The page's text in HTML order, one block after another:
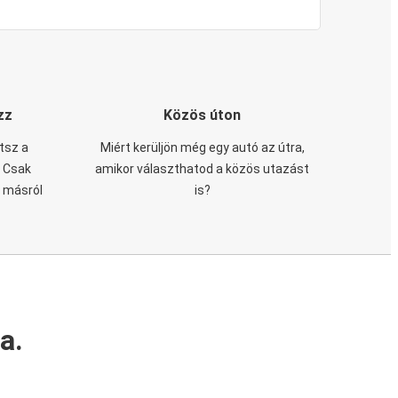
a
Közös úton
Miért kerüljön még egy autó az útra,
amikor választhatod a közös utazást
is?